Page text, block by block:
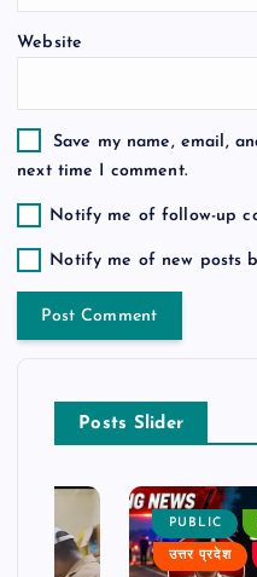
Website
Save my name, email,
next time I comment.
Notify me of follow-up
Notify me of new posts
Posts Slider
PUBLIC
उत्तर प्रदेश